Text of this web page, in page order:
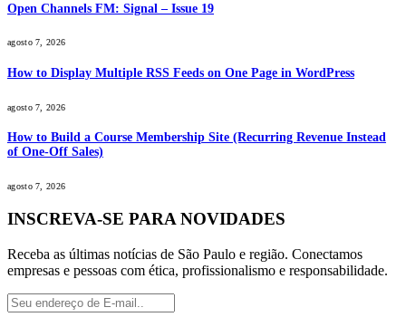
Open Channels FM: Signal – Issue 19
agosto 7, 2026
How to Display Multiple RSS Feeds on One Page in WordPress
agosto 7, 2026
How to Build a Course Membership Site (Recurring Revenue Instead
of One-Off Sales)
agosto 7, 2026
INSCREVA-SE PARA NOVIDADES
Receba as últimas notícias de São Paulo e região. Conectamos
empresas e pessoas com ética, profissionalismo e responsabilidade.